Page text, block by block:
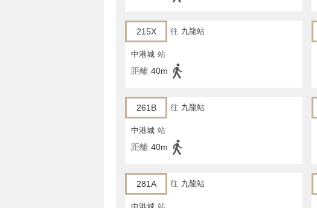
215X 往 九龍站
中港城 站
距離 40m
261B 往 九龍站
中港城 站
距離 40m
281A 往 九龍站